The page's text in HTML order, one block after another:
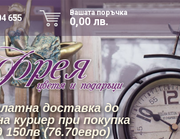
655
Вашата поръчка
0,00 лв.
доставка до
куриер при покупка
150лв (76.70евро)